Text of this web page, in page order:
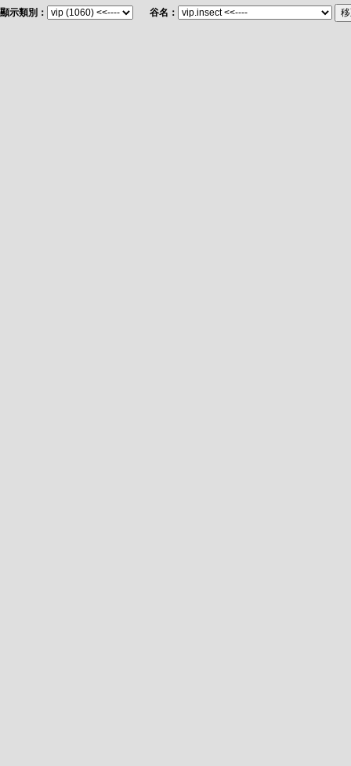
顯示類別： 谷名：